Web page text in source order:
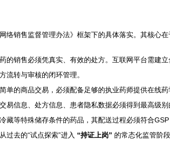
络销售监督管理办法》框架下的具体落实。其核心在
的销售必须凭真实、有效的处方。互联网平台需建
流转与审核的闭环管理。
单的商品交易，必须配备足够的执业药师提供在线
易信息、处方信息、患者隐私数据必须得到最高级
藏等特殊储存条件的药品，其配送过程必须符合
过去的“试点探索”进入 “持证上岗” 的常态化监管阶